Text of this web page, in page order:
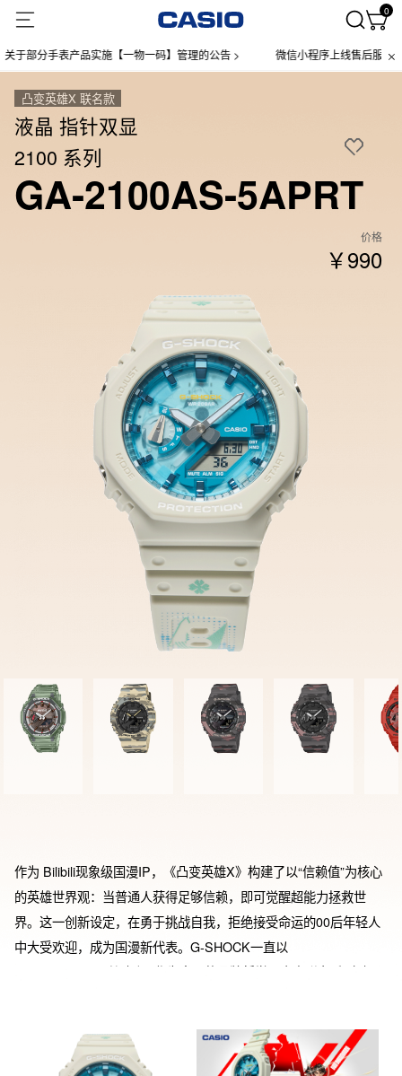
0
部分手表产品实施【一物一码】管理的公告 > 微信小程序上线售后服务公告
凸变英雄X 联名款
液晶 指针双显
2100 系列
GA-2100AS-5APRT
价格
￥990
作为 Bilibili现象级国漫IP，《凸变英雄X》构建了以“信赖值”为核心
的英雄世界观：当普通人获得足够信赖，即可觉醒超能力拯救世
界。这一创新设定，在勇于挑战自我，拒绝接受命运的00后年轻人
中大受欢迎，成为国漫新代表。G-SHOCK一直以
“TOUGHNESS（坚韧）”作为自己的品牌哲学。本次联名系列融入
base型号，将动漫元素和toughness精神相结合，传递“普通人也能
成为英雄”的理念。